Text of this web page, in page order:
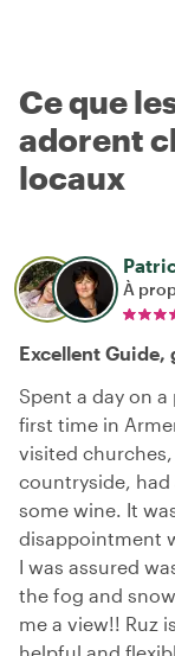
Ce que
adorent
locaux
À
Excellent Guide,
Spent a day on
first time in
visited
countryside,
some wine. It
disappointment
I was assured
the fog and
me a view!! Ruz
helpful and